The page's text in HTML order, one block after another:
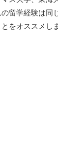
留学経験は
をオススメし